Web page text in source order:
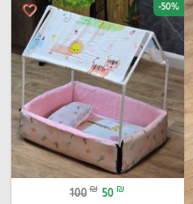
favorite_border -50%
100 ₪ 50 ₪